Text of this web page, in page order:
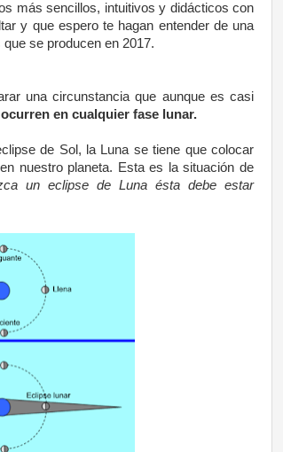
más sencillos, intuitivos y didácticos con
y que espero te hagan entender de una
se producen en 2017.
una circunstancia que aunque es casi
en cualquier fase lunar.
de Sol, la Luna se tiene que colocar
nuestro planeta. Esta es la situación de
un eclipse de Luna ésta debe estar